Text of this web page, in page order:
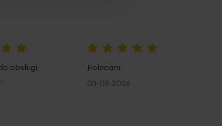
obsługi
Polecam
03-08-2026